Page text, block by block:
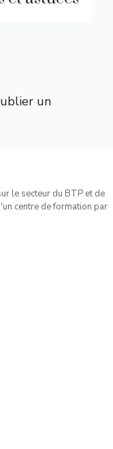
un
le secteur du BTP et de
centre de formation par